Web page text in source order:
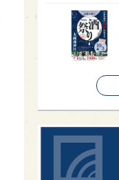
イギリス 1 ノ
歌舞伎町 1
saketimes_image_4